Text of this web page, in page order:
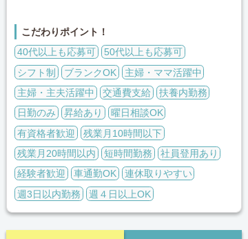
こだわりポイント！
40代以上も応募可
50代以上も応募可
シフト制
ブランクOK
主婦・ママ活躍中
主婦・主夫活躍中
交通費支給
扶養内勤務
日勤のみ
昇給あり
曜日相談OK
有資格者歓迎
残業月10時間以下
残業月20時間以内
短時間勤務
社員登用あり
経験者歓迎
車通勤OK
連休取りやすい
週3日以内勤務
週４日以上OK